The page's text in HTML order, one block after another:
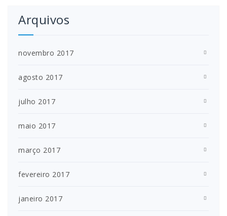
Arquivos
novembro 2017
agosto 2017
julho 2017
maio 2017
março 2017
fevereiro 2017
janeiro 2017